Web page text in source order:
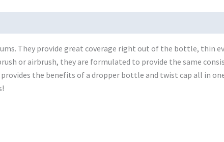
They provide great coverage right out of the bottle, thin
or airbrush, they are formulated to provide the same
the benefits of a dropper bottle and twist cap all in